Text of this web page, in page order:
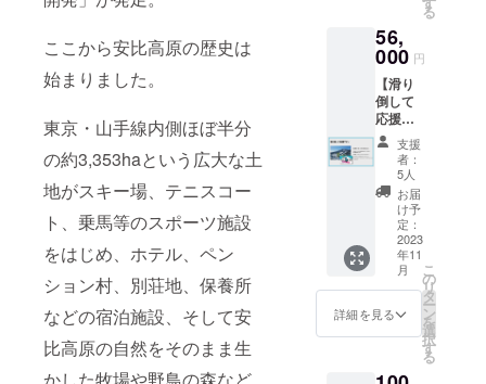
ここから安比高原の歴史は
始まりました。
東京・山手線内側ほぼ半分
の約3,353haという広大な土
地がスキー場、テニスコー
ト、乗馬等のスポーツ施設
をはじめ、ホテル、ペン
ション村、別荘地、保養所
などの宿泊施設、そして安
比高原の自然をそのまま生
かした牧場や野鳥の森など
業期間
は変更
になる
場合が
ござい
ます。
ン券を
お届け
します
ので、
たくさ
ん滑っ
て安比
高原を
応援し
てくだ
さい！
有効期
限 /
2023 年
12 月2
日～
2024 年
る
56,
000 円
【滑り
倒して
応援プ
ラ
ン！】
安比高
原ス
キー場
シーズ
ン券1
枚をお
届けし
ます。
2023-
24 シー
ズンの
ン券を
支援
者：
5人
お届
け予
定：
2023
年11
月
詳細を見る
こ
の
リ
タ
ー
ン
を
選
択
す
る